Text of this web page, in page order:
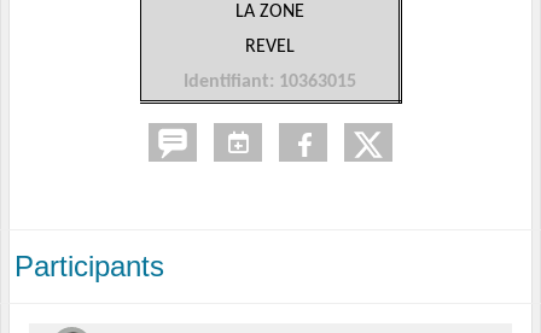
LA ZONE
REVEL
Identifiant: 10363015
Participants